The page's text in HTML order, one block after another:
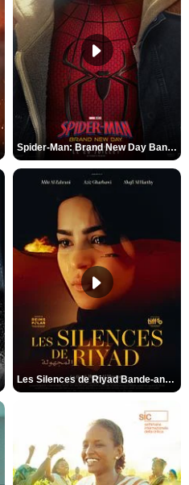
Spider-Man: Brand New Day Bande-annonce VO STFR
Les Silences de Riyad Bande-annonce VO STFR